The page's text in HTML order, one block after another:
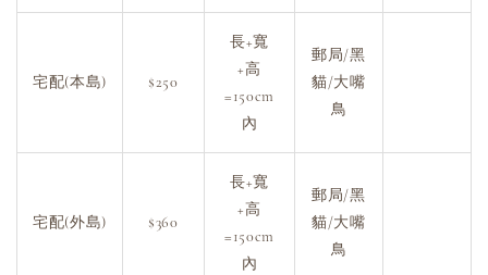
宅配(本島) $250
長+寬
+高
=150cm
內
郵局/黑
貓/大嘴
鳥
宅配(外島) $360
長+寬
+高
=150cm
內
郵局/黑
貓/大嘴
鳥